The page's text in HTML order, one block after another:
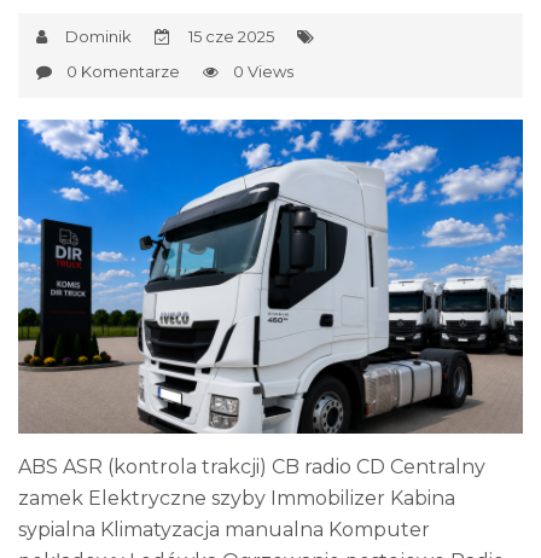
Dominik
15 cze 2025
0 Komentarze
0 Views
ABS ASR (kontrola trakcji) CB radio CD Centralny
zamek Elektryczne szyby Immobilizer Kabina
sypialna Klimatyzacja manualna Komputer